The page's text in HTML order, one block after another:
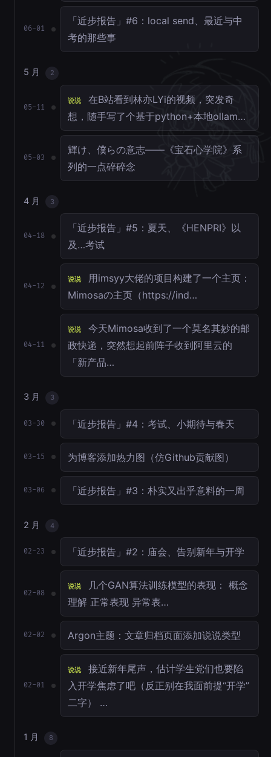
06-01
「近步报告」#6：local send、最近与中
考的那些事
5 月 2
05-11
说说
在B站看到林亦LYi的视频，突发奇
想，随手写了个基于python+本地ollam…
05-03
輝け、僕らの意志——《宝石心学院》系
列的一点碎碎念
4 月 3
04-18
「近步报告」#5：夏天、《HENPRI》以
及…考试
04-12
说说
用imsyy大佬的项目构建了一个主页：
Mimosaの主页（https://ind…
04-11
说说
今天Mimosa收到了一个莫名其妙的邮
政快递，突然想起前阵子收到阿里云的
「新产品…
3 月 3
03-30 「近步报告」#4：考试、小期待与春天
03-15 为博客添加热力图（仿Github贡献图）
03-06 「近步报告」#3：朴实又出乎意料的一周
2 月 4
02-23 「近步报告」#2：庙会、告别新年与开学
02-08
说说
几个GAN算法训练模型的表现： 概念
理解 正常表现 异常表…
02-02 Argon主题：文章归档页面添加说说类型
02-01
说说
接近新年尾声，估计学生党们也要陷
入开学焦虑了吧（反正别在我面前提“开学”
二字） …
1 月 8